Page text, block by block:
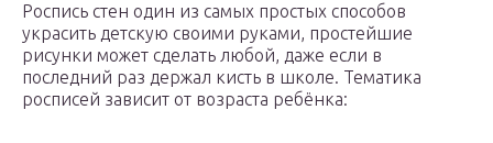
Роспись стен один из самых простых способов
украсить детскую своими руками, простейшие
рисунки может сделать любой, даже если в
последний раз держал кисть в школе. Тематика
росписей зависит от возраста ребёнка: